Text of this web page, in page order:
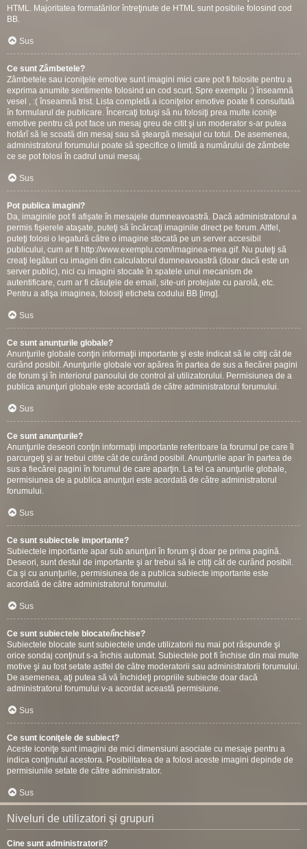
HTML. Majoritatea formatărilor întreţinute de HTML sunt posibile folosind cod
BB.
Sus
Ce sunt Zâmbetele?
Zâmbetele sau iconiţele emotive sunt imagini mici care pot fi folosite pentru a
exprima anumite sentimente folosind un cod scurt. Spre exemplu :) înseamnă
vesel , :( înseamnă trist. Lista completă a iconiţelor emotive poate fi consultată
în formularul de publicare. Încercaţi totuşi să nu folosiţi prea multe iconiţe
emotive pentru că pot face un mesaj greu de citit şi un moderator s-ar putea
hotărî să le scoată din mesaj sau să şteargă mesajul cu totul. De asemenea,
administratorul forumului poate să specifice o limită a numărului de zâmbete
ce se pot folosi în cadrul unui mesaj.
Sus
Pot publica imagini?
Da, imaginile pot fi afişate în mesajele dumneavoastră. Dacă administratorul a
permis fişierele ataşate, puteţi să încărcaţi imaginile direct pe forum. Altfel,
puteţi folosi o legatură către o imagine stocată pe un server accesibil
publicului, cum ar fi http://www.exemplu.com/imaginea-mea.gif. Nu puteţi să
creaţi legături cu imagini din calculatorul dumneavoastră (doar dacă este un
server public), nici cu imagini stocate în spatele unui mecanism de
autentificare, cum ar fi căsuţele de email, site-uri protejate cu parolă, etc.
Pentru a afişa imaginea, folosiţi eticheta codului BB [img].
Sus
Ce sunt anunţurile globale?
Anunţurile globale conţin informaţii importante şi este indicat să le citiţi cât de
curând posibil. Anunţurile globale vor apărea în partea de sus a fiecărei pagini
de forum şi în interiorul panoului de control al utilizatorului. Permisiunea de a
publica anunţuri globale este acordată de către administratorul forumului.
Sus
Ce sunt anunţurile?
Anunţurile deseori conţin informaţii importante referitoare la forumul pe care îl
parcurgeţi şi ar trebui citite cât de curând posibil. Anunţurile apar în partea de
sus a fiecărei pagini în forumul de care aparţin. La fel ca anunţurile globale,
permisiunea de a publica anunţuri este acordată de către administratorul
forumului.
Sus
Ce sunt subiectele importante?
Subiectele importante apar sub anunţuri în forum şi doar pe prima pagină.
Deseori, sunt destul de importante şi ar trebui să le citiţi cât de curând posibil.
Ca şi cu anunţurile, permisiunea de a publica subiecte importante este
acordată de către administratorul forumului.
Sus
Ce sunt subiectele blocate/închise?
Subiectele blocate sunt subiectele unde utilizatorii nu mai pot răspunde şi
orice sondaj conţinut s-a închis automat. Subiectele pot fi închise din mai multe
motive şi au fost setate astfel de către moderatorii sau administratorii forumului.
De asemenea, aţi putea să vă închideţi propriile subiecte doar dacă
administratorul forumului v-a acordat această permisiune.
Sus
Ce sunt iconiţele de subiect?
Aceste iconiţe sunt imagini de mici dimensiuni asociate cu mesaje pentru a
indica conţinutul acestora. Posibilitatea de a folosi aceste imagini depinde de
permisiunile setate de către administrator.
Sus
Niveluri de utilizatori şi grupuri
Cine sunt administratorii?